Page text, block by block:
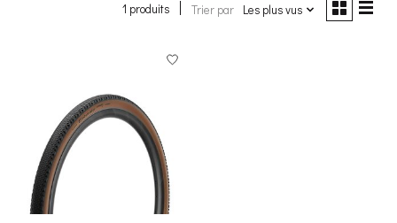
1 produits Trier par Les plus vus